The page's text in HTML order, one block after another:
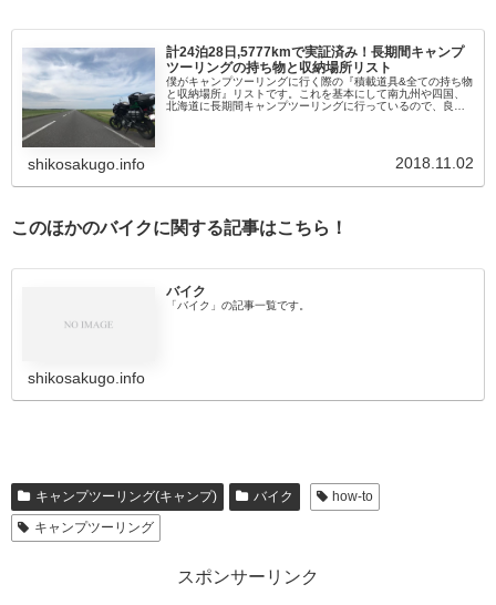
計24泊28日,5777kmで実証済み！長期間キャンプ
ツーリングの持ち物と収納場所リスト
僕がキャンプツーリングに行く際の『積載道具&全ての持ち物
と収納場所』リストです。これを基本にして南九州や四国、
北海道に長期間キャンプツーリングに行っているので、良か
shikosakugo.info 2018.11.02
このほかのバイクに関する記事はこちら！
バイク
「バイク」の記事一覧です。
shikosakugo.info
キャンプツーリング(キャンプ) バイク
how-to
キャンプツーリング
スポンサーリンク